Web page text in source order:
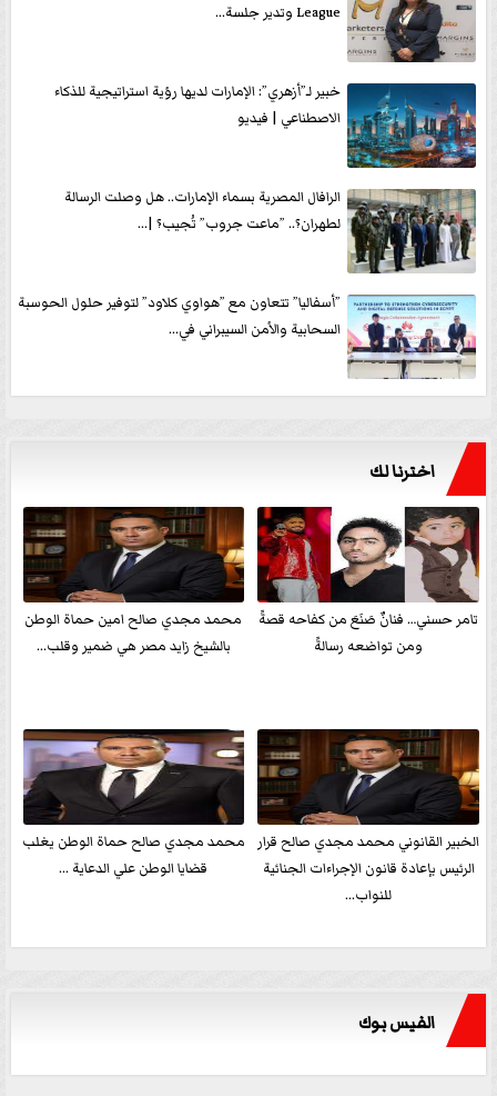
League وتدير جلسة...
خبير لـ”أزهري”: الإمارات لديها رؤية استراتيجية للذكاء
الاصطناعي | فيديو
الرافال المصرية بسماء الإمارات.. هل وصلت الرسالة
لطهران؟.. ”ماعت جروب” تُجيب؟ |...
”أسفاليا” تتعاون مع ”هواوي كلاود” لتوفير حلول الحوسبة
السحابية والأمن السيبراني في...
اخترنا لك
تامر حسني… فنانٌ صَنَعَ من كفاحه قصةً
ومن تواضعه رسالةً
محمد مجدي صالح امين حماة الوطن
بالشيخ زايد مصر هي ضمير وقلب...
الخبير القانوني محمد مجدي صالح قرار
الرئيس بإعادة قانون الإجراءات الجنائية
للنواب...
محمد مجدي صالح حماة الوطن يغلب
قضايا الوطن علي الدعاية ...
الفيس بوك